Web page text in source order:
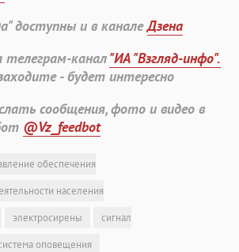
доступны и в каналеДзена
канал"ИА "Взгляд-инфо".
- будет интересно
сообщения, фото и видео в
@Vz_feedbot
обеспечения
населения
электросирены
сигнал
оповещения